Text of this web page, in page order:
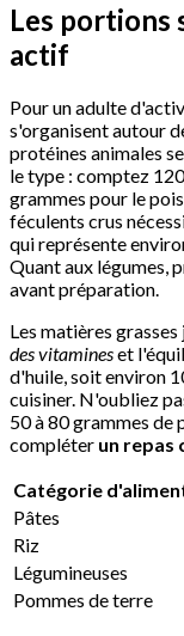
Les portions
actif
Pour un adulte
s'organisent autour
protéines animales
le type : comptez
grammes pour le
féculents crus
qui représente
Quant aux légumes,
avant préparation.
Les matières
des vitamineset
d'huile, soit environ
cuisiner. N'oubliez
50 à 80 grammes de
compléter un repas
Catégorie
Pâtes
Riz
Légumineuses
Pommes de terre